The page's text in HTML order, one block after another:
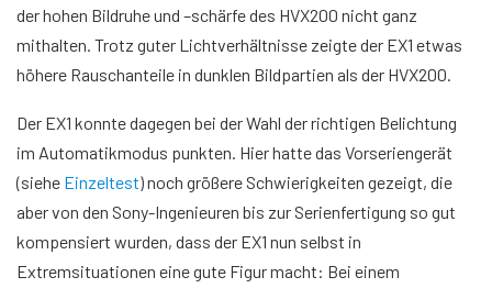
der hohen Bildruhe und –schärfe des HVX200 nicht ganz
mithalten. Trotz guter Lichtverhältnisse zeigte der EX1 etwas
höhere Rauschanteile in dunklen Bildpartien als der HVX200.
Der EX1 konnte dagegen bei der Wahl der richtigen Belichtung
im Automatikmodus punkten. Hier hatte das Vorseriengerät
(siehe Einzeltest) noch größere Schwierigkeiten gezeigt, die
aber von den Sony-Ingenieuren bis zur Serienfertigung so gut
kompensiert wurden, dass der EX1 nun selbst in
Extremsituationen eine gute Figur macht: Bei einem